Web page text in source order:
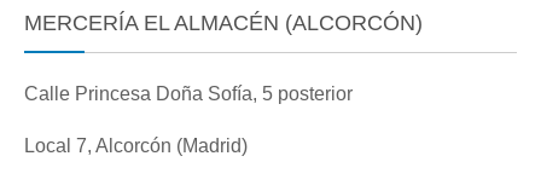
MERCERÍA EL ALMACÉN (ALCORCÓN)
Calle Princesa Doña Sofía, 5 posterior
Local 7, Alcorcón (Madrid)